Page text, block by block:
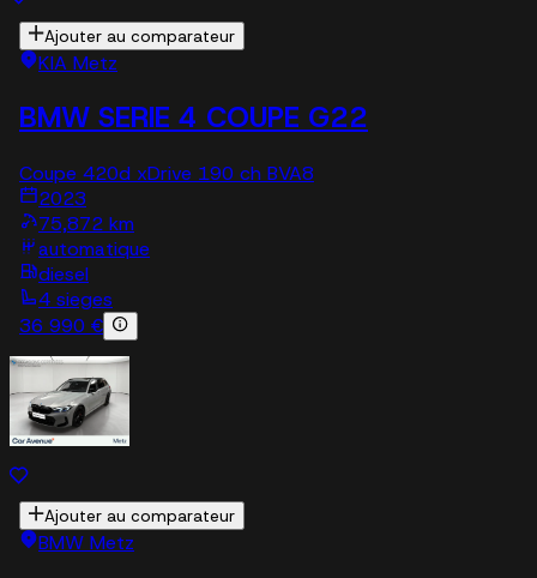
Ajouter au comparateur
KIA Metz
BMW SERIE 4 COUPE G22
Coupe 420d xDrive 190 ch BVA8
2023
75,872 km
automatique
diesel
4 sieges
36 990 €
Ajouter au comparateur
BMW Metz